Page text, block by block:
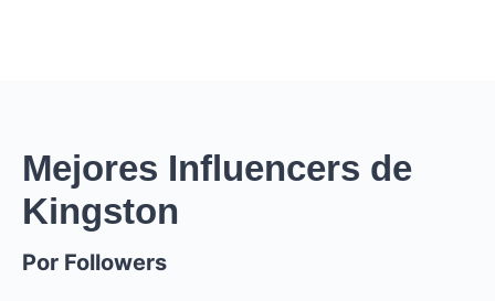
Mejores Influencers de
Kingston
Por Followers